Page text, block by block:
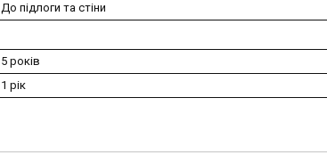
До підлоги та стіни
5 років
1 рік